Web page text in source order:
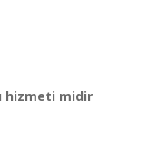
hizmeti midir